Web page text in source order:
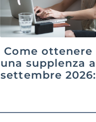
Come ottenere
una supplenza a
settembre 2026:
istituto e